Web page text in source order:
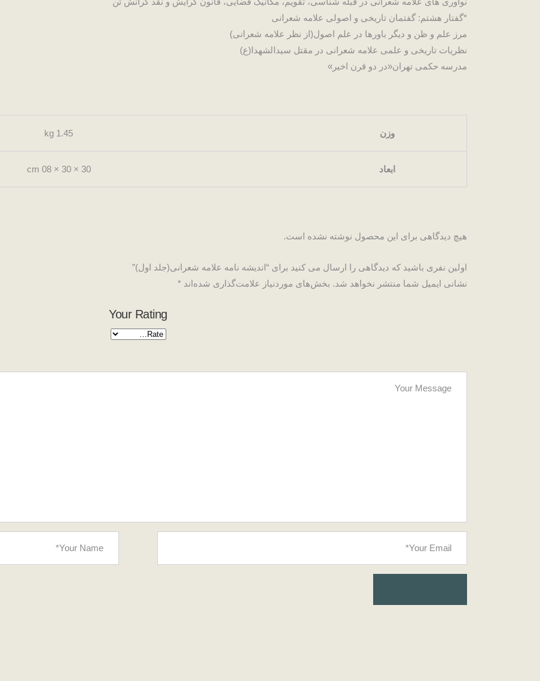
*گفتار هشتم: گفتمان تاریخی و اصولی علامه شعرانی
مرز علم و ظن و دیگر باورها در علم اصول(از نظر علامه شعرانی)
نظریات تاریخی و علمی علامه شعرانی در مقتل سیدالشهدا(ع)
مدرسه حکمی تهران«در دو قرن اخیر»
وزن 1.45 kg
ابعاد 30 × 30 × 08 cm
هیچ دیدگاهی برای این محصول نوشته نشده است.
اولین نفری باشید که دیدگاهی را ارسال می کنید برای “اندیشه نامه علامه شعرانی(جلد اول)”
نشانی ایمیل شما منتشر نخواهد شد. بخش‌های موردنیاز علامت‌گذاری شده‌اند *
Your Rating